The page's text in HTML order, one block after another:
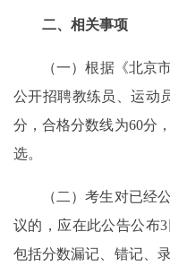
二、相关事项
（一）根据《北京市
公开招聘教练员、运动
分，合格分数线为60分
选。
（二）考生对已经公
议的，应在此公告公布
包括分数漏记、错记、